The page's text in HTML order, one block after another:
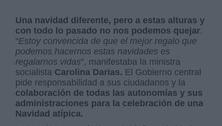
Una navidad diferente, pero a estas alturas y
con todo lo pasado no nos podemos quejar.
"Estoy convencida de que el mejor regalo que
podemos hacernos estas navidades es
regalarnos vidas", manifestaba la ministra
socialista Carolina Darias. El Gobierno central
pide responsabilidad a sus ciudadanos y la
colaboración de todas las autonomías y sus
administraciones para la celebración de una
Navidad atípica.